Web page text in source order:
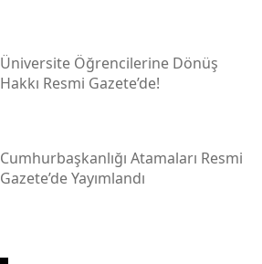
Üniversite Öğrencilerine Dönüş
Hakkı Resmi Gazete’de!
Cumhurbaşkanlığı Atamaları Resmi
Gazete’de Yayımlandı